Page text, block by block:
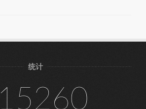
统计
15260